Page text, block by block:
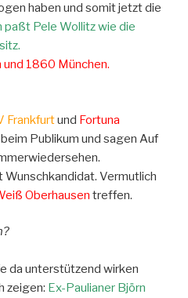
haben und somit jetzt die
paßt Pele Wollitz wie die
und 1860 München.
Frankfurtund Fortuna
Publikum und sagen Auf
Vermutlich
Oberhausen treffen.
da unterstützend wirken
zeigen: Ex-Paulianer Björn